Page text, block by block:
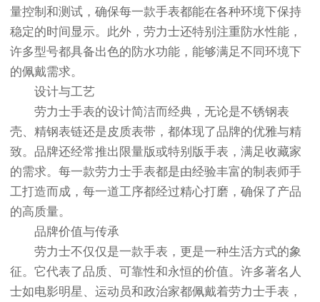
量控制和测试，确保每一款手表都能在各种环境下保持
稳定的时间显示。此外，劳力士还特别注重防水性能，
许多型号都具备出色的防水功能，能够满足不同环境下
的佩戴需求。
设计与工艺
劳力士手表的设计简洁而经典，无论是不锈钢表
壳、精钢表链还是皮质表带，都体现了品牌的优雅与精
致。品牌还经常推出限量版或特别版手表，满足收藏家
的需求。每一款劳力士手表都是由经验丰富的制表师手
工打造而成，每一道工序都经过精心打磨，确保了产品
的高质量。
品牌价值与传承
劳力士不仅仅是一款手表，更是一种生活方式的象
征。它代表了品质、可靠性和永恒的价值。许多著名人
士如电影明星、运动员和政治家都佩戴着劳力士手表，